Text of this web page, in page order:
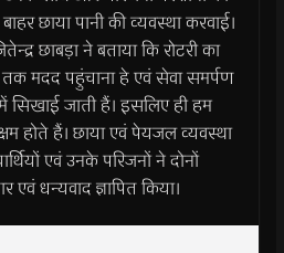
छाया पानी की व्यवस्था करवाई।
छाबड़ा ने बताया कि रोटरी का
मदद पहुंचाना हे एवं सेवा समर्पण
में सिखाई जाती हैं। इसलिए ही हम
होते हैं। छाया एवं पेयजल व्यवस्था
एवं उनके परिजनों ने दोनों
एवं धन्यवाद ज्ञापित किया।